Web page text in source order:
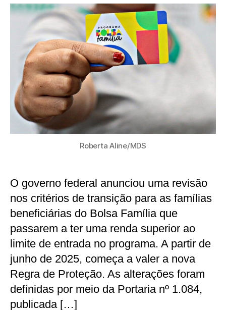
Roberta Aline/MDS
O governo federal anunciou uma revisão
nos critérios de transição para as famílias
beneficiárias do Bolsa Família que
passarem a ter uma renda superior ao
limite de entrada no programa. A partir de
junho de 2025, começa a valer a nova
Regra de Proteção. As alterações foram
definidas por meio da Portaria nº 1.084,
publicada […]